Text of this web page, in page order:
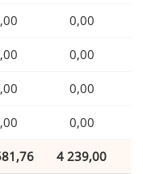
0,00
0,00
0,00
0,00
4 239,00